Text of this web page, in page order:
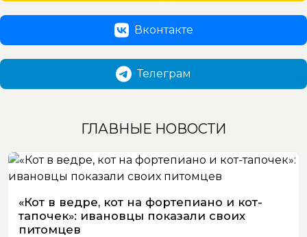
Вконтакте
Телеграм
ГЛАВНЫЕ НОВОСТИ
«Кот в ведре, кот на фортепиано и кот-
тапочек»: ивановцы показали своих
питомцев